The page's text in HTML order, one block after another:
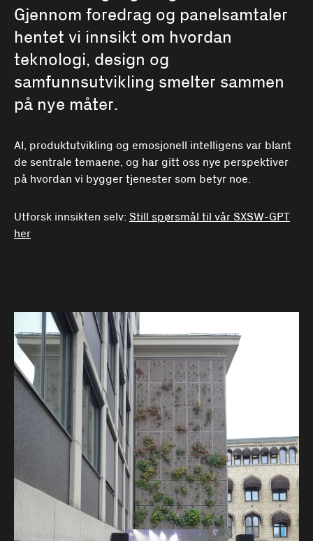
Gjennom foredrag og panelsamtaler
hentet vi innsikt om hvordan
teknologi, design og
samfunnsutvikling smelter sammen
på nye måter.
AI, produktutvikling og emosjonell intelligens var blant
de sentrale temaene, og har gitt oss nye perspektiver
på hvordan vi bygger tjenester som betyr noe.
Utforsk innsikten selv: Still spørsmål til vår SXSW-GPT
her